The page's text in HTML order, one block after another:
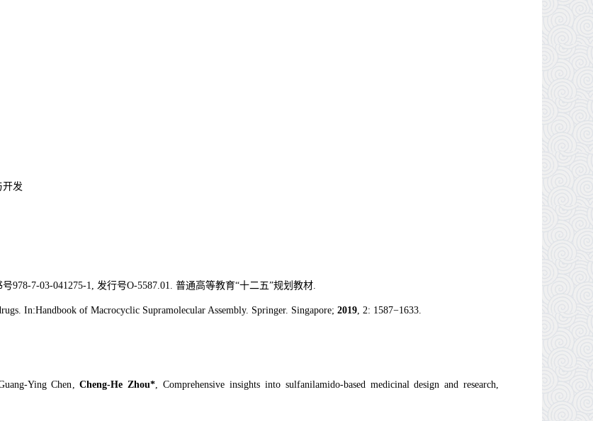
开发
号978-7-03-041275-1, 发行号O-5587.01. 普通高等教育“十二五”规划教材.
In:Handbook of Macrocyclic Supramolecular Assembly. Springer. Singapore; 2019, 2: 1587−1633.
Ying Chen ,Cheng-He Zhou* Comprehensive insights into sulfanilamido-based medicinaldesign andresearch,